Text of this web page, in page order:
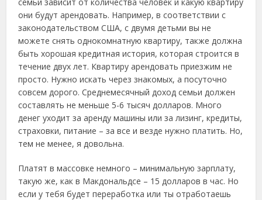
они будут арендовать. Например, в соответствии с
законодательством США, с двумя детьми вы не
можете снять однокомнатную квартиру, также должна
быть хорошая кредитная история, которая строится в
течение двух лет. Квартиру арендовать приезжим не
просто. Нужно искать через знакомых, а посуточно
совсем дорого. Среднемесячный доход семьи должен
составлять не меньше 5-6 тысяч долларов. Много
денег уходит за аренду машины или за лизинг, кредиты,
страховки, питание – за все и везде нужно платить. Но,
тем не менее, я довольна.
Платят в массовке немного – минимальную зарплату,
такую же, как в Макдональдсе – 15 долларов в час. Но
если у тебя будет переработка или ты отработаешь